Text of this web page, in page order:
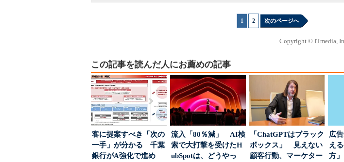
1 2 次のページへ
Copyright © ITmedia,
この記事を読んだ人にお薦めの記事
客に提案すべき「次の
一手」が分かる 千葉
銀行がA強化で進め
流入「80％減」 AI検
索で大打撃を受けたH
ubSpotは、どうやっ
「ChatGPTはブラック
ボックス」 見えない
顧客行動、マーケター
広
え
方